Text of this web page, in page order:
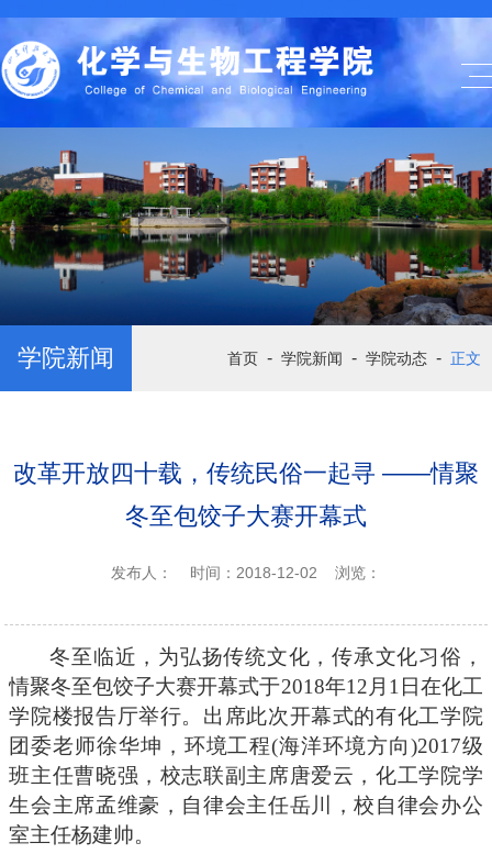
学院新闻 首页 - 学院新闻 - 学院动态 - 正文
改革开放四十载，传统民俗一起寻 ——情聚
冬至包饺子大赛开幕式
发布人： 时间：2018-12-02 浏览：
冬至临近，为弘扬传统文化，传承文化习俗，
情聚冬至包饺子大赛开幕式于2018年12月 1 日在化工
学院楼报告厅举行。出席此次开幕式的有化工学院
团委老师徐华坤，环境工程(海洋环境方向)2017级
班主任曹晓强，校志联副主席唐爱云，化工学院学
生会主席孟维豪，自律会主任岳川，校自律会办公
室主任杨建帅。